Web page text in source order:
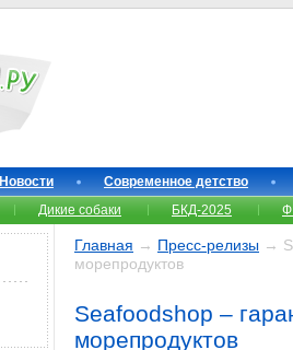
Новости
Современное детство
Дикие собаки БКД-2025
Главная → Пресс-релизы →
морепродуктов
Seafoodshop –
морепродуктов